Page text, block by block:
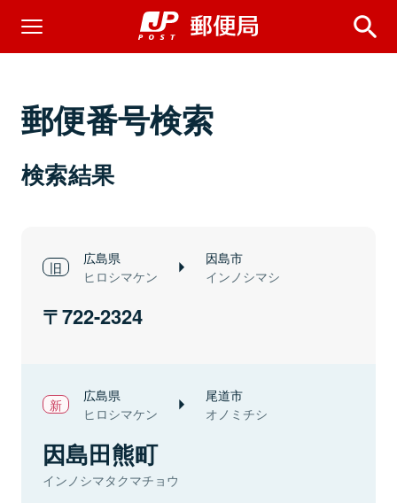
郵便番号検索
検索結果
広島県
ヒロシマケン
因島市
インノシマシ
722-2324
広島県
ヒロシマケン
尾道市
オノミチシ
因島田熊町
インノシマタクマチョウ